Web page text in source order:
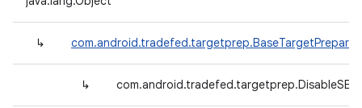
↳ com.android.tradefed.targetprep.BaseTargetPreparer
↳